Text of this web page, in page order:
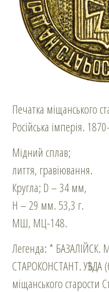
Печатка міщанського
Російська імперія.
Мідний сплав;
лиття, гравіювання.
Кругла; D – 34 мм,
Н – 29 мм. 53,3 г.
МШ, МЦ-148.
Легенда: *
СТАРОКОНСТАНТ. УѢЗДА
міщанського старости